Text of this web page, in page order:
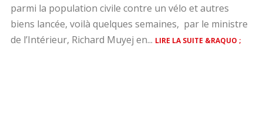
parmi la population civile contre un vélo et autres
biens lancée, voilà quelques semaines, par le ministre
de l’Intérieur, Richard Muyej en... LIRE LA SUITE &RAQUO ;